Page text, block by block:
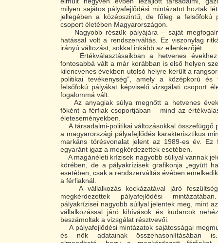
milyen sajátos pályafejlődési mintázatot hoztak
jellegében a középszintű, de főleg a felsőfokú
csoport életében Magyarországon.
Nagyobb részük pályájára – saját
hatással volt a rendszerváltás. Ez viszonylag
irányú változást, sokkal inkább az ellenkezőjét.
Értékválasztásaikban a hetvenes évekhez
fontosabbá vált a már korábban is első helyen
kilencvenes években utolsó helyre került a
politikai tevékenység”, amely a középkorú
felsőfokú pályákat képviselő vizsgálati csoport
fogalommá vált.
Az anyagiak súlya megnőtt a hetvenes
főként a férfiak csoportjában – mind az
életeseményekben.
A társadalmi-politikai változásokkal összefüggő
a magyarországi pályafejlődés karakterisztikus
markáns törésvonalat jelent az 1989-es év. Ez
egyaránt igaz a megkérdezettek esetében.
A magánéleti krízisek nagyobb súllyal vannak
körében, de a pályakrízisek grafikonja „együtt
esetében, csak a rendszerváltás évében
a férfiaknál.
A vállalkozás kockázatával járó
megkérdezettek pályafejlődési
pályakrízisei nagyobb súllyal jelentek meg, mint
vállalkozással járó kihívások és kudarcok
beszámoltak a vizsgálat résztvevői.
A pályafejlődési mintázatok sajátosságai
és nők adatainak összehasonlításában is.